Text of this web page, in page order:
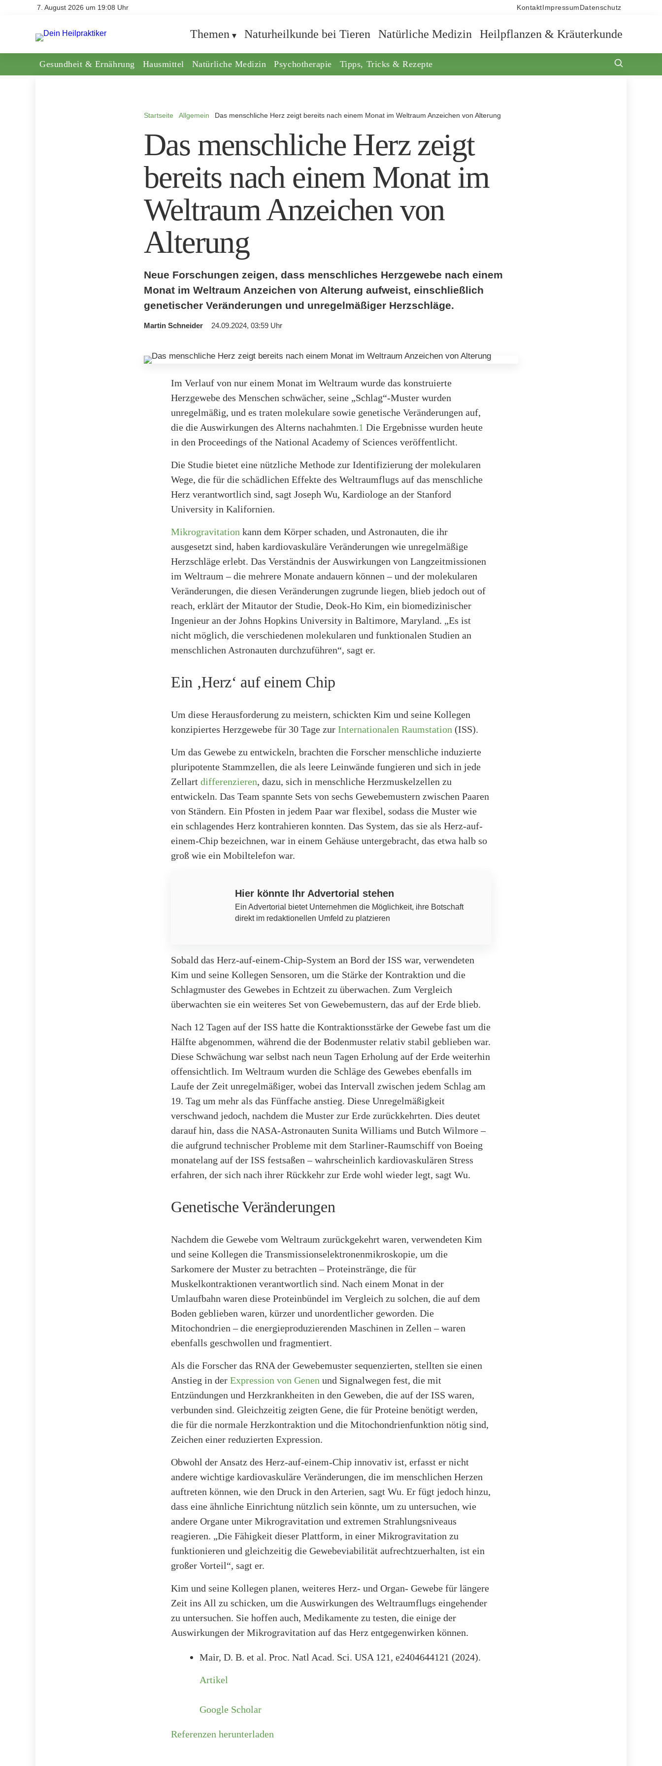
7. August 2026 um 19:08 Uhr Kontakt Impressum Datenschutz
Themen Naturheilkunde bei Tieren Natürliche Medizin Heilpflanzen & Kräuterkunde
Gesundheit & Ernährung Hausmittel Natürliche Medizin Psychotherapie Tipps, Tricks & Rezepte
Startseite Allgemein Das menschliche Herz zeigt bereits nach einem Monat im Weltraum Anzeichen von Alterung
Das menschliche Herz zeigt
bereits nach einem Monat im
Weltraum Anzeichen von
Alterung
Neue Forschungen zeigen, dass menschliches Herzgewebe nach einem
Monat im Weltraum Anzeichen von Alterung aufweist, einschließlich
genetischer Veränderungen und unregelmäßiger Herzschläge.
Martin Schneider 24.09.2024, 03:59 Uhr
Im Verlauf von nur einem Monat im Weltraum wurde das konstruierte
Herzgewebe des Menschen schwächer, seine „Schlag“-Muster wurden
unregelmäßig, und es traten molekulare sowie genetische Veränderungen auf,
die die Auswirkungen des Alterns nachahmten.1 Die Ergebnisse wurden heute
in den Proceedings of the National Academy of Sciences veröffentlicht.
Die Studie bietet eine nützliche Methode zur Identifizierung der molekularen
Wege, die für die schädlichen Effekte des Weltraumflugs auf das menschliche
Herz verantwortlich sind, sagt Joseph Wu, Kardiologe an der Stanford
University in Kalifornien.
Mikrogravitation kann dem Körper schaden, und Astronauten, die ihr
ausgesetzt sind, haben kardiovaskuläre Veränderungen wie unregelmäßige
Herzschläge erlebt. Das Verständnis der Auswirkungen von Langzeitmissionen
im Weltraum – die mehrere Monate andauern können – und der molekularen
Veränderungen, die diesen Veränderungen zugrunde liegen, blieb jedoch out of
reach, erklärt der Mitautor der Studie, Deok-Ho Kim, ein biomedizinischer
Ingenieur an der Johns Hopkins University in Baltimore, Maryland. „Es ist
nicht möglich, die verschiedenen molekularen und funktionalen Studien an
menschlichen Astronauten durchzuführen“, sagt er.
Ein ‚Herz‘ auf einem Chip
Um diese Herausforderung zu meistern, schickten Kim und seine Kollegen
konzipiertes Herzgewebe für 30 Tage zur Internationalen Raumstation (ISS).
Um das Gewebe zu entwickeln, brachten die Forscher menschliche induzierte
pluripotente Stammzellen, die als leere Leinwände fungieren und sich in jede
Zellart differenzieren, dazu, sich in menschliche Herzmuskelzellen zu
entwickeln. Das Team spannte Sets von sechs Gewebemustern zwischen Paaren
von Ständern. Ein Pfosten in jedem Paar war flexibel, sodass die Muster wie
ein schlagendes Herz kontrahieren konnten. Das System, das sie als Herz-auf-
einem-Chip bezeichnen, war in einem Gehäuse untergebracht, das etwa halb so
groß wie ein Mobiltelefon war.
Hier könnte Ihr Advertorial stehen
Ein Advertorial bietet Unternehmen die Möglichkeit, ihre Botschaft
direkt im redaktionellen Umfeld zu platzieren
Sobald das Herz-auf-einem-Chip-System an Bord der ISS war, verwendeten
Kim und seine Kollegen Sensoren, um die Stärke der Kontraktion und die
Schlagmuster des Gewebes in Echtzeit zu überwachen. Zum Vergleich
überwachten sie ein weiteres Set von Gewebemustern, das auf der Erde blieb.
Nach 12 Tagen auf der ISS hatte die Kontraktionsstärke der Gewebe fast um die
Hälfte abgenommen, während die der Bodenmuster relativ stabil geblieben war.
Diese Schwächung war selbst nach neun Tagen Erholung auf der Erde weiterhin
offensichtlich. Im Weltraum wurden die Schläge des Gewebes ebenfalls im
Laufe der Zeit unregelmäßiger, wobei das Intervall zwischen jedem Schlag am
19. Tag um mehr als das Fünffache anstieg. Diese Unregelmäßigkeit
verschwand jedoch, nachdem die Muster zur Erde zurückkehrten. Dies deutet
darauf hin, dass die NASA-Astronauten Sunita Williams und Butch Wilmore –
die aufgrund technischer Probleme mit dem Starliner-Raumschiff von Boeing
monatelang auf der ISS festsaßen – wahrscheinlich kardiovaskulären Stress
erfahren, der sich nach ihrer Rückkehr zur Erde wohl wieder legt, sagt Wu.
Genetische Veränderungen
Nachdem die Gewebe vom Weltraum zurückgekehrt waren, verwendeten Kim
und seine Kollegen die Transmissionselektronenmikroskopie, um die
Sarkomere der Muster zu betrachten – Proteinstränge, die für
Muskelkontraktionen verantwortlich sind. Nach einem Monat in der
Umlaufbahn waren diese Proteinbündel im Vergleich zu solchen, die auf dem
Boden geblieben waren, kürzer und unordentlicher geworden. Die
Mitochondrien – die energieproduzierenden Maschinen in Zellen – waren
ebenfalls geschwollen und fragmentiert.
Als die Forscher das RNA der Gewebemuster sequenzierten, stellten sie einen
Anstieg in der Expression von Genen und Signalwegen fest, die mit
Entzündungen und Herzkrankheiten in den Geweben, die auf der ISS waren,
verbunden sind. Gleichzeitig zeigten Gene, die für Proteine benötigt werden,
die für die normale Herzkontraktion und die Mitochondrienfunktion nötig sind,
Zeichen einer reduzierten Expression.
Obwohl der Ansatz des Herz-auf-einem-Chip innovativ ist, erfasst er nicht
andere wichtige kardiovaskuläre Veränderungen, die im menschlichen Herzen
auftreten können, wie den Druck in den Arterien, sagt Wu. Er fügt jedoch hinzu,
dass eine ähnliche Einrichtung nützlich sein könnte, um zu untersuchen, wie
andere Organe unter Mikrogravitation und extremen Strahlungsniveaus
reagieren. „Die Fähigkeit dieser Plattform, in einer Mikrogravitation zu
funktionieren und gleichzeitig die Gewebeviabilität aufrechtzuerhalten, ist ein
großer Vorteil“, sagt er.
Kim und seine Kollegen planen, weiteres Herz- und Organ- Gewebe für längere
Zeit ins All zu schicken, um die Auswirkungen des Weltraumflugs eingehender
zu untersuchen. Sie hoffen auch, Medikamente zu testen, die einige der
Auswirkungen der Mikrogravitation auf das Herz entgegenwirken können.
Mair, D. B. et al. Proc. Natl Acad. Sci. USA 121, e2404644121 (2024).
Artikel
Google Scholar
Referenzen herunterladen